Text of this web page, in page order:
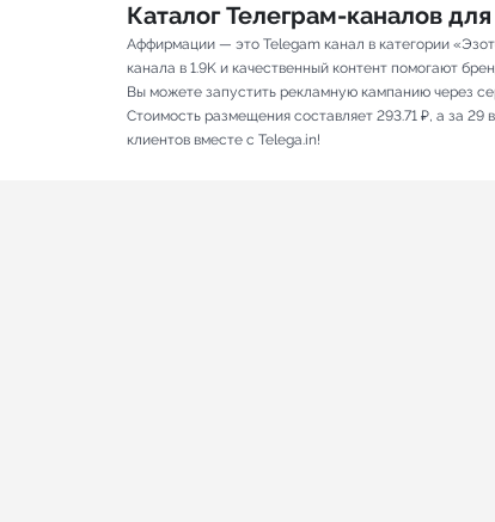
Каталог Телеграм-каналов
Аффирмации — это Telegam канал в категории
канала в 1.9K и качественный контент помогают
Вы можете запустить рекламную кампанию через
Стоимость размещения составляет 293.71 ₽, а за
клиентов вместе с Telega.in!